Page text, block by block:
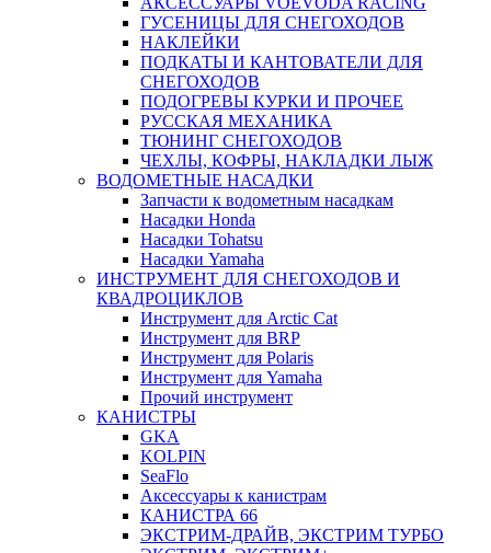
ГУСЕНИЦЫ ДЛЯ СНЕГОХОДОВ
НАКЛЕЙКИ
ПОДКАТЫ И КАНТОВАТЕЛИ ДЛЯ
СНЕГОХОДОВ
ПОДОГРЕВЫ КУРКИ И ПРОЧЕЕ
РУССКАЯ МЕХАНИКА
ТЮНИНГ СНЕГОХОДОВ
ЧЕХЛЫ, КОФРЫ, НАКЛАДКИ ЛЫЖ
ВОДОМЕТНЫЕ НАСАДКИ
Запчасти к водометным насадкам
Насадки Honda
Насадки Tohatsu
Насадки Yamaha
ИНСТРУМЕНТ ДЛЯ СНЕГОХОДОВ И
КВАДРОЦИКЛОВ
Инструмент для Arctic Cat
Инструмент для BRP
Инструмент для Polaris
Инструмент для Yamaha
Прочий инструмент
КАНИСТРЫ
GKA
KOLPIN
SeaFlo
Аксессуары к канистрам
КАНИСТРА 66
ЭКСТРИМ-ДРАЙВ, ЭКСТРИМ ТУРБО